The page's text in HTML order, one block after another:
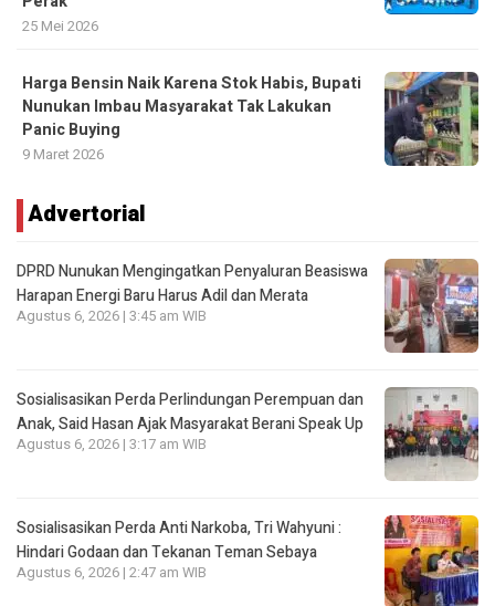
25 Mei 2026
Harga Bensin Naik Karena Stok Habis, Bupati
Nunukan Imbau Masyarakat Tak Lakukan
Panic Buying
9 Maret 2026
Advertorial
DPRD Nunukan Mengingatkan Penyaluran Beasiswa
Harapan Energi Baru Harus Adil dan Merata
Agustus 6, 2026 | 3:45 am WIB
Sosialisasikan Perda Perlindungan Perempuan dan
Anak, Said Hasan Ajak Masyarakat Berani Speak Up
Agustus 6, 2026 | 3:17 am WIB
Sosialisasikan Perda Anti Narkoba, Tri Wahyuni :
Hindari Godaan dan Tekanan Teman Sebaya
Agustus 6, 2026 | 2:47 am WIB